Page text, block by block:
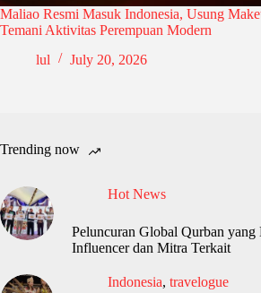
Maliao Resmi Masuk Indonesia, Usung
Temani Aktivitas Perempuan Modern
lul
July 20, 2026
Trending now
Hot News
Peluncuran Global Qurban
Influencer dan Mitra Terkait
Indonesia, travelogue